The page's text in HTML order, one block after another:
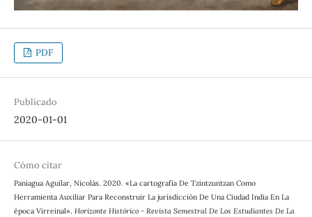
PDF
Publicado
2020-01-01
Cómo citar
Paniagua Aguilar, Nicolás. 2020. «La cartografía De Tzintzuntzan Como
Herramienta Auxiliar Para Reconstruir La jurisdicción De Una Ciudad India En La
época Virreinal». Horizonte Histórico - Revista Semestral De Los Estudiantes De La